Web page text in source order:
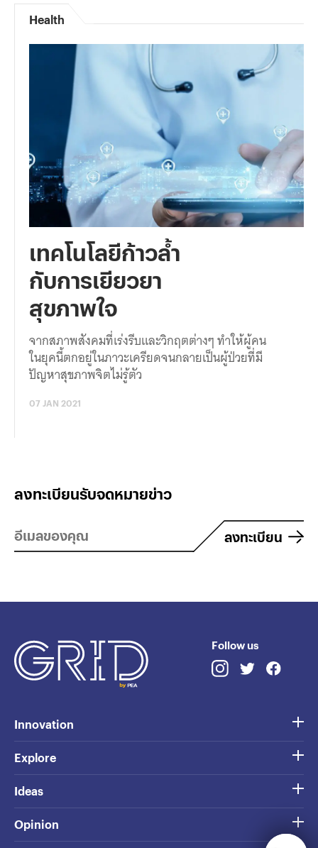
Health
เทคโนโลยีก้าวล้ำ
กับการเยียวยา
สุขภาพใจ
จากสภาพสังคมที่เร่งรีบและวิกฤตต่างๆ ทำให้ผู้คน
ในยุคนี้ตกอยู่ในภาวะเครียดจนกลายเป็นผู้ป่วยที่มี
ปัญหาสุขภาพจิตไม่รู้ตัว
07 JAN 2021
ลงทะเบียนรับจดหมายข่าว
ลงทะเบียน
Follow us
Innovation
Explore
Ideas
Opinion